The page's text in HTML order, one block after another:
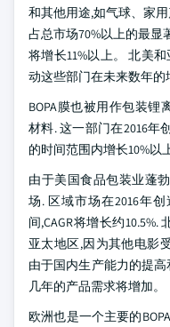
和其他用途,如气球、家
占总市场70%以上的最显
将增长11%以上。 北美
动这些部门在未来数年的
BOPA膜也被用作包装
材料. 这一部门在2016年
的时间范围内增长10%以
由于美国食品包装业蓬
场. 区域市场在2016年
间,CAGR将增长约
亚太地区,因为其他电影
由于国内生产能力的提
几年的产品需求将增加。
欧洲也是一个主要的